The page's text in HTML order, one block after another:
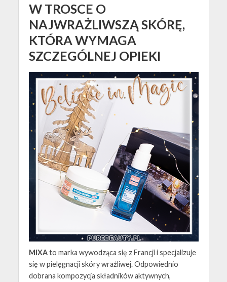
W TROSCE O
NAJWRAŻLIWSZĄ SKÓRĘ,
KTÓRA WYMAGA
SZCZEGÓLNEJ OPIEKI
MIXAto marka wywodząca się z Francji i specjalizuje
się w pielęgnacji skóry wrażliwej. Odpowiednio
dobrana kompozycja składników aktywnych,